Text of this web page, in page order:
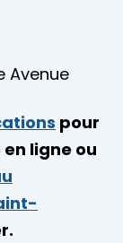
Avenue
pour
ligne ou